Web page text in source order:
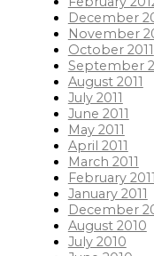
December
November
October 2011
September
August 2011
July 2011
June 2011
May 2011
April 2011
March 2011
February 2011
January 2011
December
August 2010
July 2010